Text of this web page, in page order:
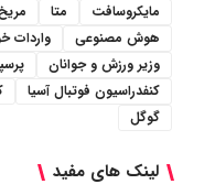
مایکروسافت
متا
هوش مصنوعی
واردات
وزیر ورزش و جوانان
کنفدراسیون فوتبال آسیا
گوگل
لینک های مفید